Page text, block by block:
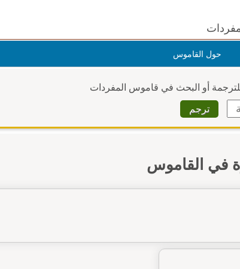
حول القاموس
أو البحث في قاموس المفردات
في القاموس